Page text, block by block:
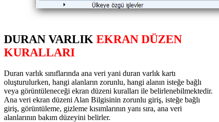
DURAN VARLIK EKRAN DÜZEN
KURALLARI
Duran varlık sınıflarında ana veri yani duran varlık kartı
oluşturulurken, hangi alanların zorunlu, hangi alanın isteğe bağlı
veya görüntüleneceği ekran düzeni kuralları ile belirlenebilmektedir.
Ana veri ekran düzeni Alan Bilgisinin zorunlu giriş, isteğe bağlı
giriş, görüntüleme, gizleme kısımlarının yanı sıra, ana veri
alanlarının bakım düzeyini belirler.